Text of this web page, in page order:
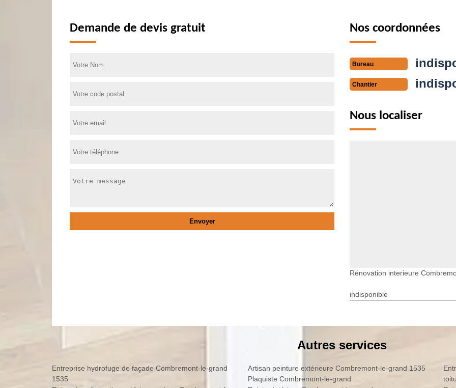
Demande de devis gratuit Nos coordonnées
Bureau
Chantier
Nous localiser
Rénovation interieure
indisponible
Autres services
Entreprise hydrofuge de façade Combremont-le-grand
1535
Artisan peinture extérieure Combremont-le-grand 1535
Plaquiste Combremont-le-grand